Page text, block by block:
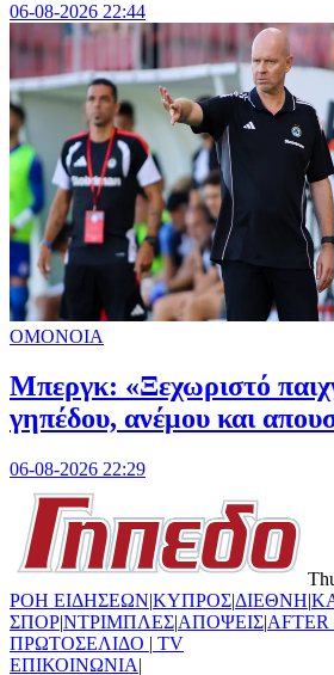
06-08-2026 22:44
ΟΜΟΝΟΙΑ
Μπεργκ: «Ξεχωριστό
γηπέδου, ανέμου και
06-08-2026 22:29
ΡΟΗ ΕΙΔΗΣΕΩΝ|ΚΥΠΡΟΣ|ΔΙΕΘΝΗ|
ΣΠΟΡ|ΝΤΡΙΜΠΛΕΣ|ΑΠΟΨΕΙΣ|
ΠΡΩΤΟΣΕΛΙΔΟ | TV
ΕΠΙΚΟΙΝΩΝΙΑ|